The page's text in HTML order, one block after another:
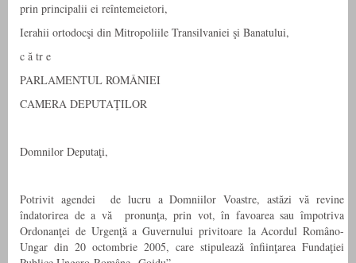
prin principalii ei reîntemeietori,
Ierahii ortodocşi din Mitropoliile Transilvaniei şi Banatului,
c ă tr e
PARLAMENTUL ROMÂNIEI
CAMERA DEPUTAŢILOR
Domnilor Deputaţi,
Potrivit agendei de lucru a Domniilor Voastre, astăzi vă revine
îndatorirea de a vă pronunţa, prin vot, în favoarea sau împotriva
Ordonanţei de Urgenţă a Guvernului privitoare la Acordul Româno-
Ungar din 20 octombrie 2005, care stipulează înfiinţarea Fundaţiei